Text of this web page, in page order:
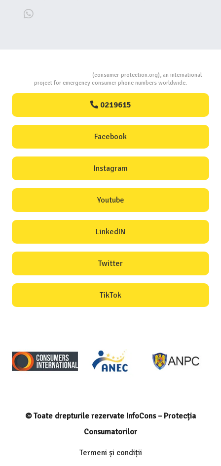
(consumer-protection.org), an international
project for emergency consumer phone numbers worldwide.
0219615
Facebook
Instagram
Youtube
LinkedIN
Twitter
TikTok
© Toate drepturile rezervate InfoCons – Protecția
Consumatorilor
Termeni și condiții